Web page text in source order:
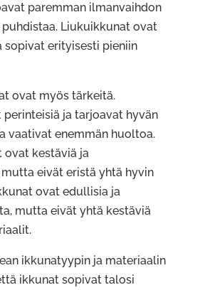
paremman ilmanvaihdon
Liukuikkunat ovat
sopivat erityisesti pieniin
ovat myös tärkeitä.
ja tarjoavat hyvän
vaativat enemmän huoltoa.
kestäviä ja
eivät eristä yhtä hyvin
ovat edullisia ja
mutta eivät yhtä kestäviä
ikkunatyypin ja materiaalin
ikkunat sopivat talosi